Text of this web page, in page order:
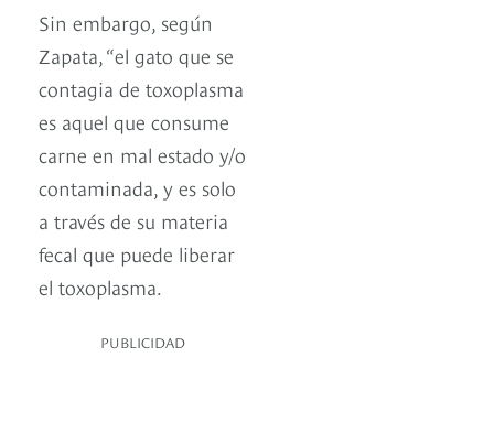
Sin embargo, según
Zapata, “el gato que se
contagia de toxoplasma
es aquel que consume
carne en mal estado y/o
contaminada, y es solo
a través de su materia
fecal que puede liberar
el toxoplasma.
PUBLICIDAD